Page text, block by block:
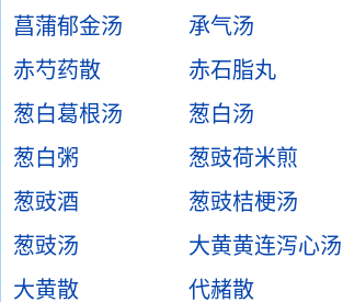
菖蒲郁金汤
承气汤
赤芍药散
赤石脂丸
葱白葛根汤
葱白汤
葱白粥
葱豉荷米煎
葱豉酒
葱豉桔梗汤
葱豉汤
大黄黄连泻心汤
大黄散
代赭散